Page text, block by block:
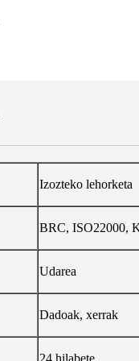
Izozteko lehorketa
BRC, ISO22000,
Udarea
Dadoak, xerrak